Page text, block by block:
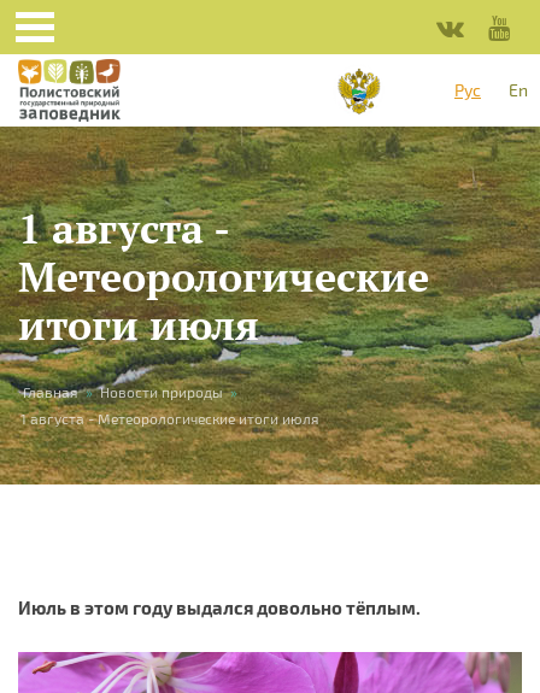
Перейти к основному содержанию
Рус
En
1 августа -
Метеорологические
итоги июля
Вы здесь
Главная » Новости природы »
1 августа - Метеорологические итоги июля
Июль в этом году выдался довольно тёплым.